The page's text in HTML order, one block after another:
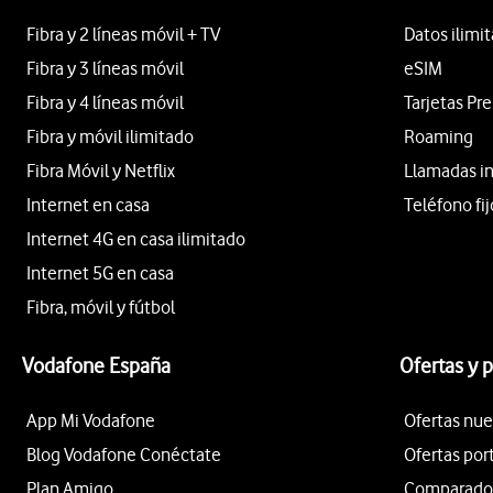
Fibra y 2 líneas móvil + TV
Fibra y 3 líneas móvil
Fibra y 4 líneas móvil
Fibra y móvil ilimitado
Fibra Móvil y Netflix
Internet en casa
Internet 4G en casa ilimitado
Internet 5G en casa
Fibra, móvil y fútbol
Datos
eSIM
Tarjetas
Roaming
Llamadas
Teléfono
Vodafone España
App Mi Vodafone
Blog Vodafone Conéctate
Plan Amigo
Ofertas y
Ofertas
Ofertas